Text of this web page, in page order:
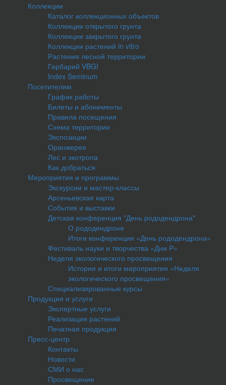
Коллекции
Каталог коллекционных объектов
Коллекции открытого грунта
Коллекции закрытого грунта
Коллекции растений in vitro
Растения лесной территории
Гербарий VBGI
Index Seminum
Посетителям
График работы
Билеты и абонементы
Правила посещения
Схема территории
Экспозиции
Оранжерея
Лес и экотропа
Как добраться
Мероприятия и программы
Экскурсии и мастер-классы
Арсеньевская карта
События и выставки
Детская конференция "День рододендрона"
О рододендроне
Итоги конференции «День рододендрона»
Фестиваль науки и творчества «Дни Р»
Неделя экологического просвещения
История и итоги мероприятия «Неделя
экологического просвещения»
Специализированные курсы
Продукция и услуги
Экспертные услуги
Реализация растений
Печатная продукция
Пресс-центр
Контакты
Новости
СМИ о нас
Просвещение